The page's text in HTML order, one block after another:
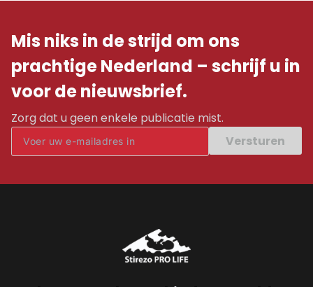
Mis niks in de strijd om ons
prachtige Nederland – schrijf u in
voor de nieuwsbrief.
Zorg dat u geen enkele publicatie mist.
Versturen